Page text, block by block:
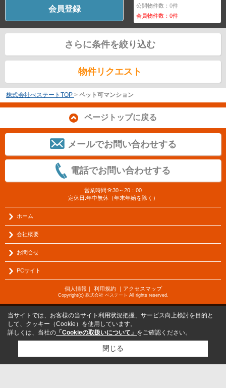
会員登録 公開物件数：0件
会員物件数：0件
さらに条件を絞り込む
物件リクエスト
株式会社べステートTOP > ペット可マンション
ページトップに戻る
メールでお問い合わせする
電話でお問い合わせする
営業時間:9:30～20：00
定休日:年中無休（年末年始を除く）
ホーム
会社概要
お問合せ
PCサイト
個人情報 ｜ 利用規約｜ アクセスマップ
Copyright(c) 株式会社 ベステート All rights reserved.
当サイトでは、お客様の当サイト利用状況把握、サービス向上検討を目的と
して、クッキー（Cookie）を使用しています。
詳しくは、当社の 「Cookieの取扱いについて」 をご確認ください。
閉じる